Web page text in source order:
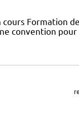
Formation
convention pour